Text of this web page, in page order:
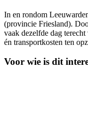
In en rondom
(provincie Friesland).
vaak dezelfde dag
én transportkosten ten
Voor wie is dit